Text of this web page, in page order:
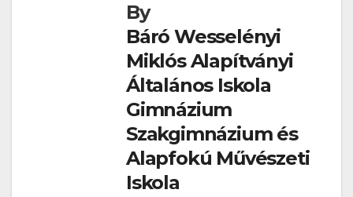
By
Báró Wesselényi
Miklós Alapítványi
Általános Iskola
Gimnázium
Szakgimnázium és
Alapfokú Művészeti
Iskola